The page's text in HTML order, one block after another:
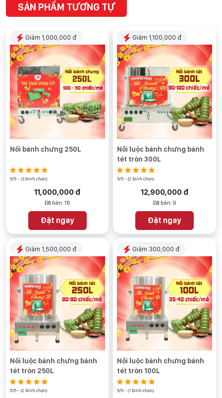
SẢN PHẨM TƯƠNG TỰ
Giảm 1,000,000 đ
Nồi bánh chưng 250L
5/5 - (3 bình chọn)
11,000,000 đ
Đã bán: 18
Đặt ngay
Giảm 1,100,000 đ
Nồi luộc bánh chưng bánh
tét tròn 300L
5/5 - (2 bình chọn)
12,900,000 đ
Đã bán: 9
Đặt ngay
Giảm 1,500,000 đ
Nồi luộc bánh chưng bánh
tét tròn 250L
5/5 - (2 bình chọn)
Giảm 300,000 đ
Nồi luộc bánh chưng bánh
tét tròn 100L
5/5 - (1 bình chọn)